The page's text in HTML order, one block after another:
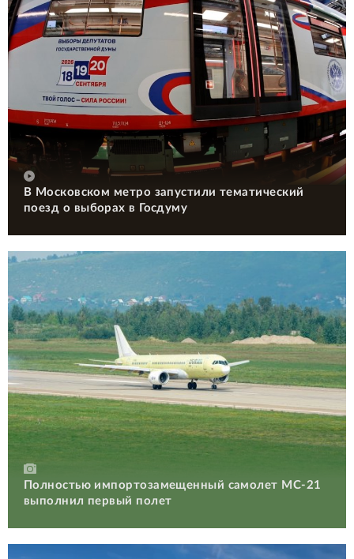
В Московском метро запустили тематический
поезд о выборах в Госдуму
Полностью импортозамещенный самолет МС-21
выполнил первый полет